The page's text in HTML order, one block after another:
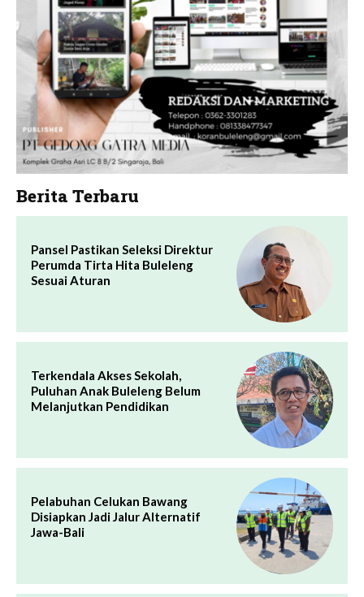
Berita Terbaru
Pansel Pastikan Seleksi Direktur
Perumda Tirta Hita Buleleng
Sesuai Aturan
Terkendala Akses Sekolah,
Puluhan Anak Buleleng Belum
Melanjutkan Pendidikan
Pelabuhan Celukan Bawang
Disiapkan Jadi Jalur Alternatif
Jawa-Bali